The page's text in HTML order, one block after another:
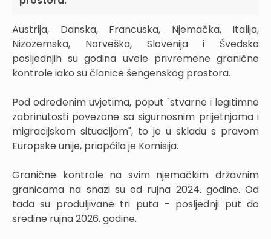
Austrija, Danska, Francuska, Njemačka, Italija,
Nizozemska, Norveška, Slovenija i Švedska
posljednjih su godina uvele privremene granične
kontrole iako su članice šengenskog prostora.
Pod određenim uvjetima, poput "stvarne i legitimne
zabrinutosti povezane sa sigurnosnim prijetnjama i
migracijskom situacijom", to je u skladu s pravom
Europske unije, priopćila je Komisija.
Granične kontrole na svim njemačkim državnim
granicama na snazi su od rujna 2024. godine. Od
tada su produljivane tri puta – posljednji put do
sredine rujna 2026. godine.